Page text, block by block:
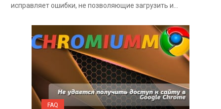
исправляет ошибки, не позволяющие загрузить и…
FAQ